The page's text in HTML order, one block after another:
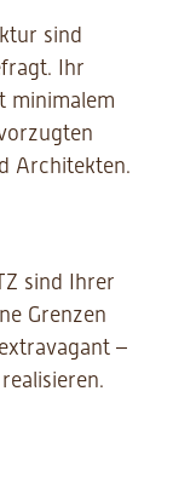
sind
Ihr
minimalem
Architekten.
sind Ihrer
Grenzen
–